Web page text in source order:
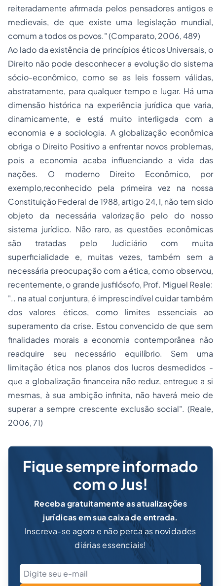
reiteradamente afirmada pelos pensadores antigos e
medievais, de que existe uma legislação mundial,
comum a todos os povos." (Comparato, 2006, 489)
Ao lado da existência de princípios éticos Universais, o
Direito não pode desconhecer a evolução do sistema
sócio-econômico, como se as leis fossem válidas,
abstratamente, para qualquer tempo e lugar. Há uma
dimensão histórica na experiência jurídica que varia,
dinamicamente, e está muito interligada com a
economia e a sociologia. A globalização econômica
obriga o Direito Positivo a enfrentar novos problemas,
pois a economia acaba influenciando a vida das
nações. O moderno Direito Econômico, por
exemplo,reconhecido pela primeira vez na nossa
Constituição Federal de 1988, artigo 24, I, não tem sido
objeto da necessária valorização pelo do nosso
sistema jurídico. Não raro, as questões econômicas
são tratadas pelo Judiciário com muita
superficialidade e, muitas vezes, também sem a
necessária preocupação com a ética, como observou,
recentemente, o grande jusfilósofo, Prof. Miguel Reale:
".. na atual conjuntura, é imprescindível cuidar também
dos valores éticos, como limites essenciais ao
superamento da crise. Estou convencido de que sem
finalidades morais a economia contemporânea não
readquire seu necessário equilíbrio. Sem uma
limitação ética nos planos dos lucros desmedidos -
que a globalização financeira não reduz, entregue a si
mesmas, à sua ambição infinita, não haverá meio de
superar a sempre crescente exclusão social". (Reale,
2006, 71)
Fique sempre informado
com o Jus!
Receba gratuitamente as atualizações
jurídicas em sua caixa de entrada.
Inscreva-se agora e não perca as novidades
diárias essenciais!